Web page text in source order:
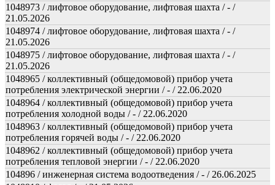
1048973 / лифтовое оборудование, лифтовая шахта / - /
21.05.2026
1048974 / лифтовое оборудование, лифтовая шахта / - /
21.05.2026
1048975 / лифтовое оборудование, лифтовая шахта / - /
21.05.2026
1048965 / коллективный (общедомовой) прибор учета
потребления электрической энергии / - / 22.06.2020
1048964 / коллективный (общедомовой) прибор учета
потребления холодной воды / - / 22.06.2020
1048963 / коллективный (общедомовой) прибор учета
потребления горячей воды / - / 22.06.2020
1048962 / коллективный (общедомовой) прибор учета
потребления тепловой энергии / - / 22.06.2020
104896 / инженерная система водоотведения / - / 26.06.2025